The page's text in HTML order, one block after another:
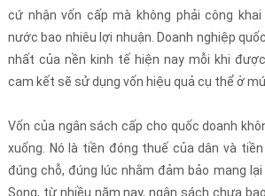
cứ nhận vốn cấp mà không phải công
nước bao nhiêu lợi nhuận. Doanh nghiệp
nhất của nền kinh tế hiện nay mỗi khi
cam kết sẽ sử dụng vốn hiệu quả cụ thể ở
Vốn của ngân sách cấp cho quốc doanh
xuống. Nó là tiền đóng thuế của dân và
đúng chỗ, đúng lúc nhằm đảm bảo mang
Song, từ nhiều năm nay, ngân sách chưa